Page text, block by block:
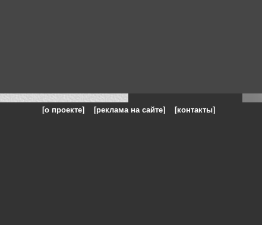
[о проекте] [реклама на сайте] [контакты]